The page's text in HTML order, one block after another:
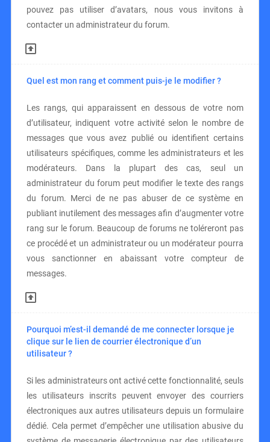
pouvez pas utiliser d’avatars, nous vous invitons à
contacter un administrateur du forum.
Quel est mon rang et comment puis-je le modifier ?
Les rangs, qui apparaissent en dessous de votre nom
d’utilisateur, indiquent votre activité selon le nombre de
messages que vous avez publié ou identifient certains
utilisateurs spécifiques, comme les administrateurs et les
modérateurs. Dans la plupart des cas, seul un
administrateur du forum peut modifier le texte des rangs
du forum. Merci de ne pas abuser de ce système en
publiant inutilement des messages afin d’augmenter votre
rang sur le forum. Beaucoup de forums ne toléreront pas
ce procédé et un administrateur ou un modérateur pourra
vous sanctionner en abaissant votre compteur de
messages.
Pourquoi m’est-il demandé de me connecter lorsque je
clique sur le lien de courrier électronique d’un
utilisateur ?
Si les administrateurs ont activé cette fonctionnalité, seuls
les utilisateurs inscrits peuvent envoyer des courriers
électroniques aux autres utilisateurs depuis un formulaire
dédié. Cela permet d’empêcher une utilisation abusive du